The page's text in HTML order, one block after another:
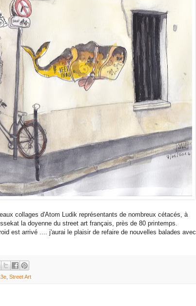
collages d'Atom Ludik représentants de nombreux cétacés, à
la doyenne du street art français, près de 80 printemps.
est arrivé .... j'aurai le plaisir de refaire de nouvelles balades avec
Street Art